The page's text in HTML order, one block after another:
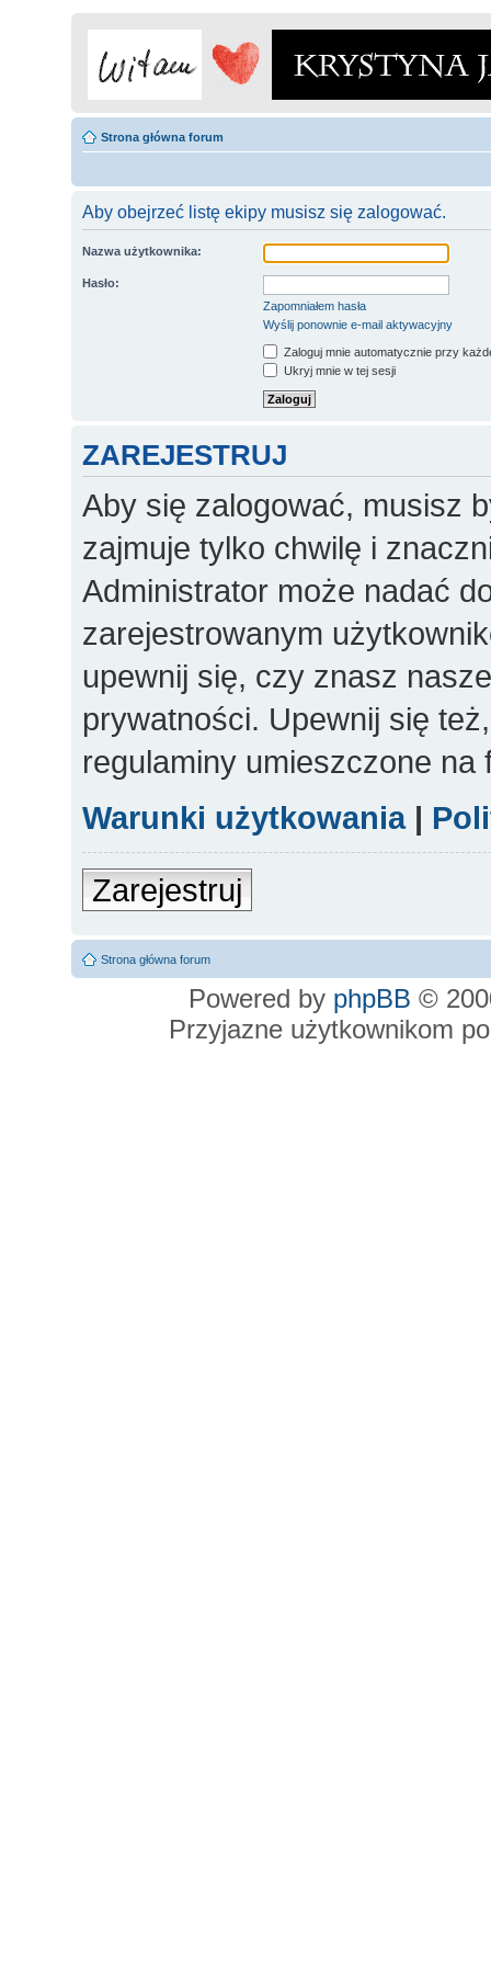
Strona główna forum
Aby obejrzeć listę ekipy musisz się zalogować.
Nazwa użytkownika:
Hasło:
Zapomniałem hasła
Wyślij ponownie e-mail aktywacyjny
Zaloguj mnie automatycznie przy
Ukryj mnie w tej sesji
ZAREJESTRUJ
Aby się zalogować, musisz
zajmuje tylko chwilę i
Administrator może nadać
zarejestrowanym
upewnij się, czy znasz
prywatności. Upewnij się
regulaminy umieszczone na
Warunki użytkowania|
Zarejestruj
Strona główna forum
Powered by phpBB ©
Przyjazne użytkownikom